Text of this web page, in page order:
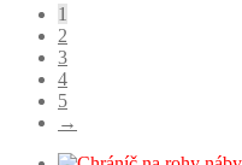
1
2
3
4
5
→